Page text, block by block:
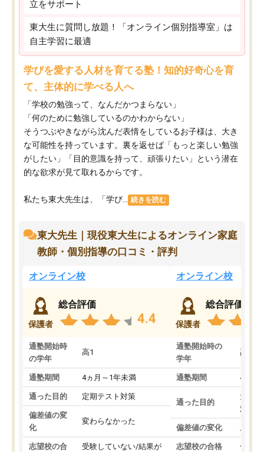
立をサポート
東大生に質問し放題！「オンライン個別指導室」は
自主学習に最適
学びを愛する人材を育てる塾！知的好奇心を育
て、主体的に学べる人へ
「学校の勉強って、なんだかつまらない」
「何のために勉強しているのかわからない」
そうつぶやきながら沈んだ表情をしているお子様は、大き
な可能性を持っています。裏を返せば「もっと楽しい勉強
がしたい」「目的意識を持って、頑張りたい」という潜在
的な欲求が見て取れるからです。
私たち東大先生は、「学び... 続きを読む
東大先生｜現役東大生によるオンライン家庭
教師・個別指導の口コミ・評判
オンライン校
保護者
総合評価
4.4
通塾開始時
の学年
高1
通塾期間 4ヵ月～1年未満
通った目的 定期テスト対策
偏差値の変
化
変わらなかった
志望校の合
受験していない/結果が
オンライン校
保護者
総合評価
通塾開始時の
学年
高3
通塾期間 4ヵ月
通った目的
大学
対策
偏差値の変化 上が
志望校の合格 合格